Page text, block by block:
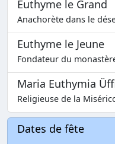
Euthyme le Grand
Anachorète dans le
Euthyme le Jeune
Fondateur du
Maria Euthymia
Religieuse de la
Dates de fête